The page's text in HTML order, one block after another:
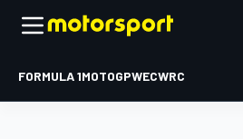
FORMULA 1MOTOGPWECWRC